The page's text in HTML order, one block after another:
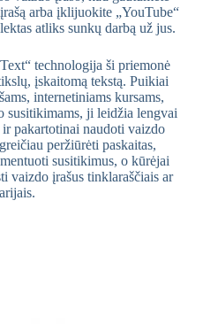
arba įklijuokite „YouTube“
atliks sunkų darbą už jus.
technologija ši priemonė
įskaitomą tekstą. Puikiai
internetiniams kursams,
susitikimams, ji leidžia lengvai
pakartotinai naudoti vaizdo
peržiūrėti paskaitas,
susitikimus, o kūrėjai
vaizdo įrašus tinklaraščiais ar